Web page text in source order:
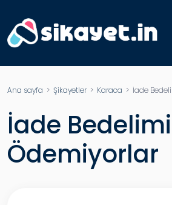
Ana sayfa > Şikayetler> Karaca > İade
İade Bedelimi
Ödemiyorlar